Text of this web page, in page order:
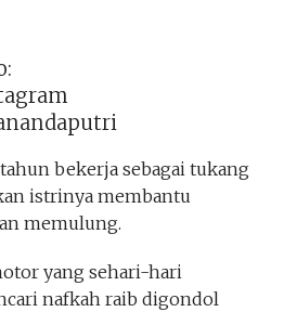
bekerja sebagai tukang
istrinya membantu
memulung.
yang sehari-hari
nafkah raib digondol